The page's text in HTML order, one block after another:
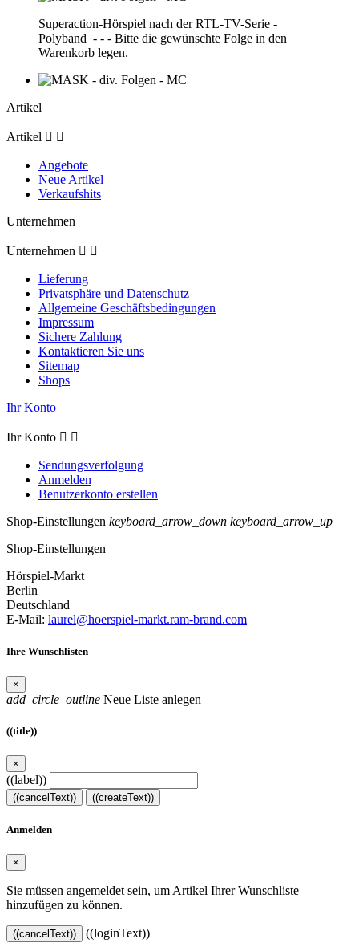
Superaction-Hörspiel nach der RTL-TV-Serie -
Polyband - - - Bitte die gewünschte Folge in den
Warenkorb legen.
Artikel
Artikel  
Angebote
Neue Artikel
Verkaufshits
Unternehmen
Unternehmen  
Lieferung
Privatsphäre und Datenschutz
Allgemeine Geschäftsbedingungen
Impressum
Sichere Zahlung
Kontaktieren Sie uns
Sitemap
Shops
Ihr Konto
Ihr Konto  
Sendungsverfolgung
Anmelden
Benutzerkonto erstellen
Shop-Einstellungen keyboard_arrow_down keyboard_arrow_up
Shop-Einstellungen
Hörspiel-Markt
Berlin
Deutschland
E-Mail: laurel@hoerspiel-markt.ram-brand.com
Ihre Wunschlisten
×
add_circle_outline Neue Liste anlegen
((title))
×
((label))
((cancelText)) ((createText))
Anmelden
×
Sie müssen angemeldet sein, um Artikel Ihrer Wunschliste
hinzufügen zu können.
((cancelText)) ((loginText))